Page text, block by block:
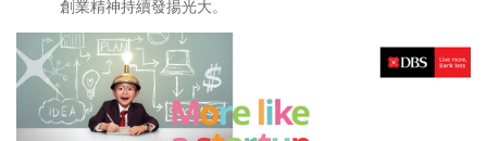
創業精神持續發揚光大。